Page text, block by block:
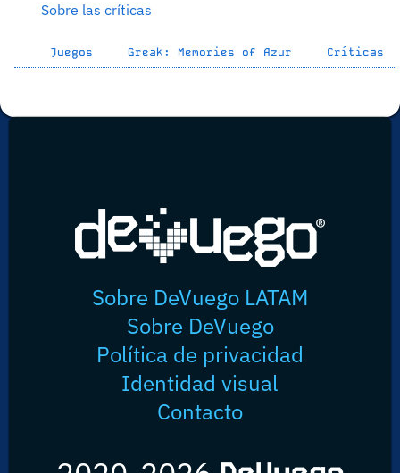
Sobre las críticas
Juegos Greak: Memories of Azur Críticas
Sobre DeVuego LATAM
Sobre DeVuego
Política de privacidad
Identidad visual
Contacto